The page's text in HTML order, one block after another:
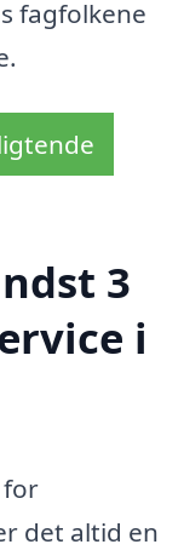
fagfolkene
3
i
for
det altid en